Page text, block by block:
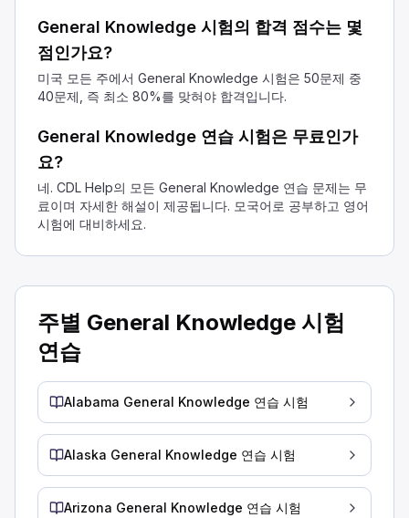
신선한 공기를 위해 창문을 열어 두십시오.
트럭 내부의 모든 조명을 끄십시오.
나갈 때 강한 바람이 불 수 있습니다.
터널을 빠져나올 때는 강한 바람을 느낄 수 있습니다. 차량 내
이 차량들 중 회전 시 오프 트래킹이 발생할 가능성이 더 높은
45피트 트레일러가 장착된 트럭
28피트 박스 트럭
45피트 직선 트럭
대형 트럭이 회전할 때 뒷부분이 바깥쪽으로 튀어나오는 현
늦게 도착한다는 것을 다른 사람들에게 알리기 위해
경적은 사고를 방지하는 데 도움이 될 때만 사용하십시오.
음주에 관한 잘못된 설명을 찾으십시오.
알코올은 위에서 혈류로 직접 이동합니다.
BAC는 음주 속도, 음주량 및 음식 섭취량에 따라 결정됩니다.
음주자는 자신의 몸이 알코올을 흡수하는 속도를 조절할 수 없
차량의 리프 스프링에서 ____개 이상의 잎이 빠진 경우, 차량
General Knowledge 시험의 합격 점수는 몇
점인가요?
미국 모든 주에서 General Knowledge 시험은 50문제 중
40문제, 즉 최소 80%를 맞혀야 합격입니다.
General Knowledge 연습 시험은 무료인가
요?
네. CDL Help의 모든 General Knowledge 연습 문제는 무
료이며 자세한 해설이 제공됩니다. 모국어로 공부하고 영어
시험에 대비하세요.
주별 General Knowledge 시험
연습
Alabama General Knowledge 연습 시험
Alaska General Knowledge 연습 시험
Arizona General Knowledge 연습 시험